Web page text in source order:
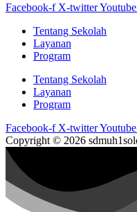
Facebook-f X-twitterYoutube
Tentang Sekolah
Layanan
Program
Tentang Sekolah
Layanan
Program
Facebook-f X-twitterYoutube
Copyright © 2026